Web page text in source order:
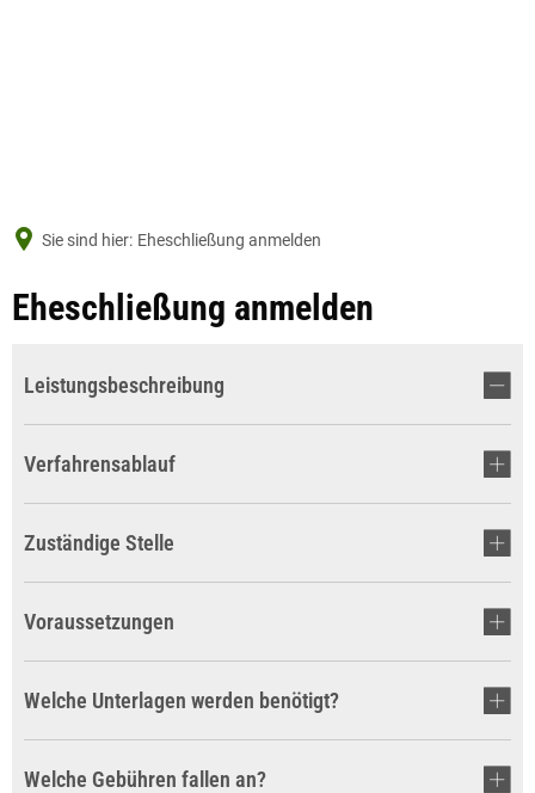
Sie sind hier: Eheschließung anmelden
Eheschließung anmelden
Leistungsbeschreibung
Verfahrensablauf
Zuständige Stelle
Voraussetzungen
Welche Unterlagen werden benötigt?
Welche Gebühren fallen an?